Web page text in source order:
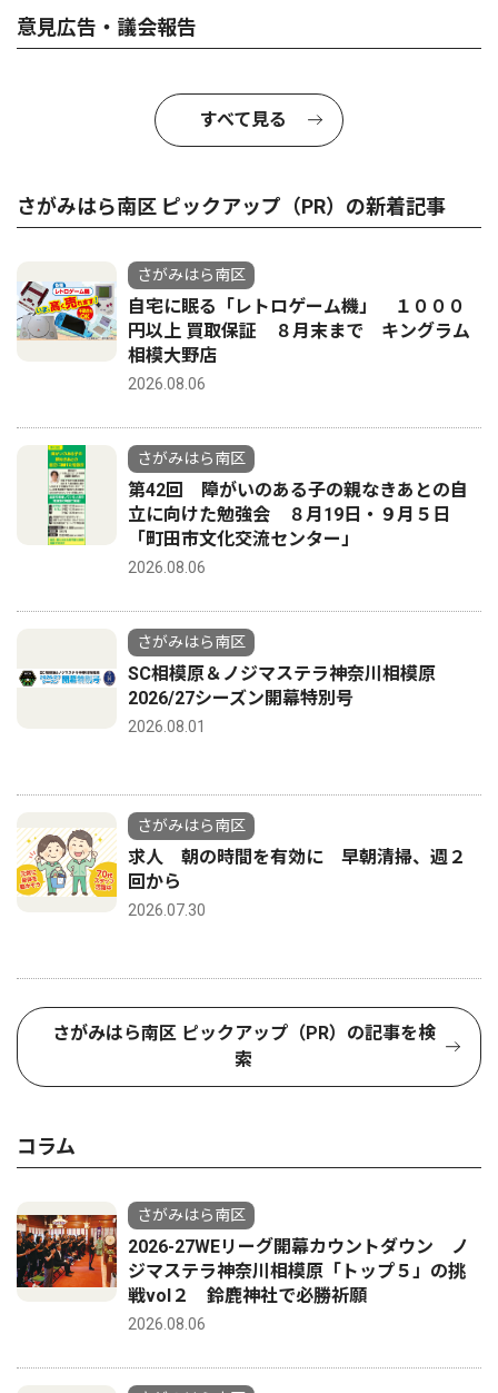
意見広告・議会報告
すべて見る
さがみはら南区 ピックアップ（PR）の新着記事
さがみはら南区
自宅に眠る「レトロゲーム機」 １０００
円以上 買取保証 ８月末まで キングラム
相模大野店
2026.08.06
さがみはら南区
第42回 障がいのある子の親なきあとの自
立に向けた勉強会 ８月19日・９月５日
「町田市文化交流センター」
2026.08.06
さがみはら南区
SC相模原＆ノジマステラ神奈川相模原
2026/27シーズン開幕特別号
2026.08.01
さがみはら南区
求人 朝の時間を有効に 早朝清掃、週２
回から
2026.07.30
さがみはら南区 ピックアップ（PR）の記事を検
索
コラム
さがみはら南区
2026-27WEリーグ開幕カウントダウン ノ
ジマステラ神奈川相模原「トップ５」の挑
戦vol２ 鈴鹿神社で必勝祈願
2026.08.06